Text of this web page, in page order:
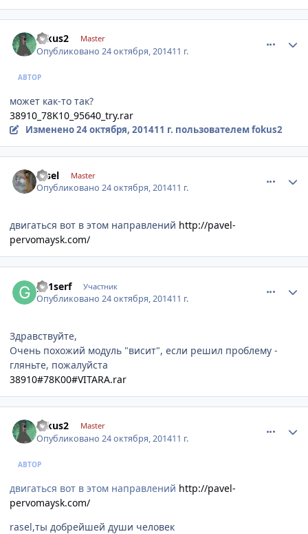
fokus2 Master
Опубликовано24 октября, 201411 г.
АВТОР
может как-то так?
38910_78K10_95640_try.rar
Изменено24 октября, 201411 г. пользователем fokus2
rasel Master
Опубликовано24 октября, 201411 г.
двигаться вот в этом направлений http://pavel-
pervomaysk.com/
ge1serf Участник
Опубликовано24 октября, 201411 г.
Здравствуйте,
Очень похожий модуль "висит", если решил проблему -
гляньте, пожалуйста
38910#78K00#VITARA.rar
fokus2 Master
Опубликовано24 октября, 201411 г.
АВТОР
двигаться вот в этом направлений http://pavel-
pervomaysk.com/
rasel,ты добрейшей души человек